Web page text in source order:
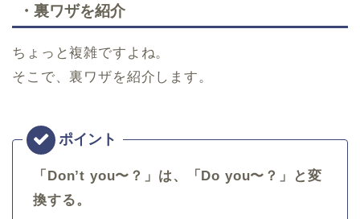
・裏ワザを紹介
ちょっと複雑ですよね。
そこで、裏ワザを紹介します。
「Don’t you〜？」は、「Do you〜？」と変
換する。